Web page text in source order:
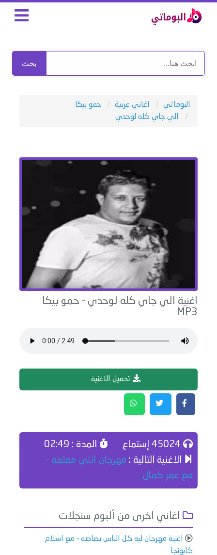
بحث
البوماتي اغاني عربية
حمو بيكا
الي جاي كله لوحدي
اغنية الي جاي كله لوحدي - حمو بيكا
MP3
تحميل الاغنية
المدة : 02:49
الاغنية التالية : مهرجان انتي معلمه -
مع عمر كمال
اغاني اخرى من ألبوم سنجلات
اغنية مهرجان ليه كل الناس بصاصه - مع اسلام
كابونجا